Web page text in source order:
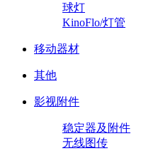
球灯
KinoFlo/灯管
移动器材
其他
影视附件
稳定器及附件
无线图传